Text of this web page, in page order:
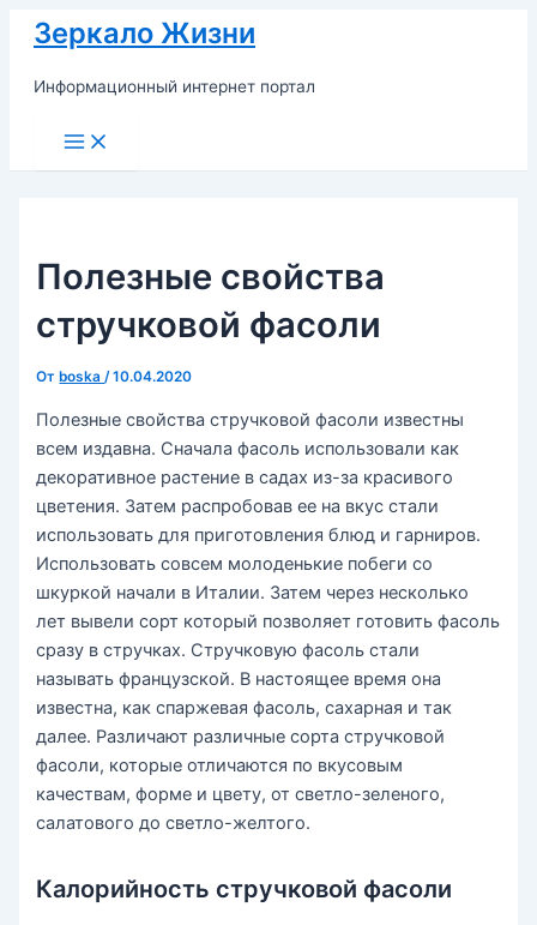
Перейти
содержимому
Зеркало Жизни
Информационный интернет портал
Main
Menu
Полезные свойства
стручковой фасоли
От boska/10.04.2020
Полезные свойства стручковой фасоли известны
всем издавна. Сначала фасоль использовали как
декоративное растение в садах из-за красивого
цветения. Затем распробовав ее на вкус стали
использовать для приготовления блюд и гарниров.
Использовать совсем молоденькие побеги со
шкуркой начали в Италии. Затем через несколько
лет вывели сорт который позволяет готовить фасоль
сразу в стручках. Стручковую фасоль стали
называть французской. В настоящее время она
известна, как спаржевая фасоль, сахарная и так
далее. Различают различные сорта стручковой
фасоли, которые отличаются по вкусовым
качествам, форме и цвету, от светло-зеленого,
салатового до светло-желтого.
Калорийность стручковой фасоли